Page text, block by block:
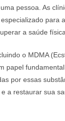
pessoa. As
para
a saúde
o MDMA
papel
por essas
a restaurar sua